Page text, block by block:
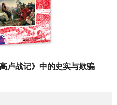
卢战记》中的史实与欺骗